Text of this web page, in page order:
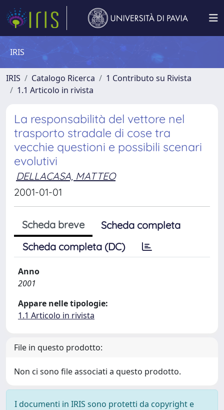
IRIS
IRIS Catalogo Ricerca
1 Contributo su Rivista
1.1 Articolo in rivista
La responsabilità del vettore nel
trasporto stradale di cose tra
vecchie questioni e possibili scenari
evolutivi
DELLACASA, MATTEO
2001-01-01
Scheda breve
Scheda completa
Scheda completa (DC)
Anno
2001
Appare nelle tipologie:
1.1 Articolo in rivista
File in questo prodotto:
Non ci sono file associati a questo prodotto.
I documenti in IRIS sono protetti da copyright e